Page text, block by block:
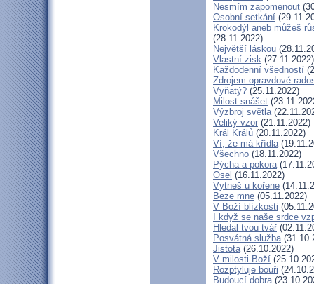
Nesmím zapomenout
Osobní setkání
Krokodýl aneb můžeš
(28.11.2022)
Největší láskou
Vlastní zisk (27.11.2022)
Každodenní všedností
Zdrojem opravdové
Vyňatý? (25.11.2022)
Milost snášet
Výzbroj světla
Veliký vzor (21.11.2022)
Král Králů (20.11.2022)
Ví, že má křídla
Všechno (18.11.2022)
Pýcha a pokora
Osel (16.11.2022)
Vytneš u kořene
Beze mne (05.11.2022)
V Boží blízkosti
I když se naše srdce
Hledal tvou tvář
Posvátná služba
Jistota(26.10.2022)
V milosti Boží
Rozptyluje bouři
Budoucí dobra